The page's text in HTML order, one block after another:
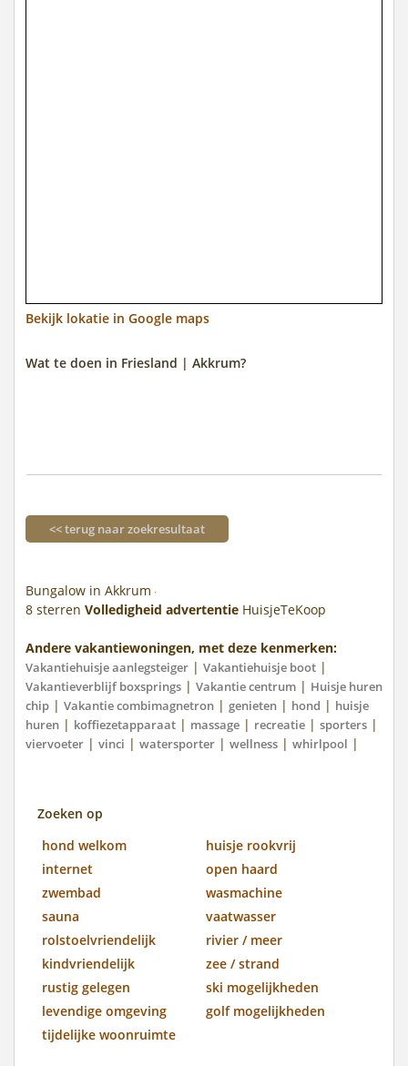
Bekijk lokatie in Google maps
Wat te doen in Friesland | Akkrum?
<< terug naar zoekresultaat
Bungalow in Akkrum
8 sterren Volledigheid advertentie HuisjeTeKoop
Andere vakantiewoningen, met deze kenmerken:
Vakantiehuisje aanlegsteiger | Vakantiehuisje boot |
Vakantieverblijf boxsprings | Vakantie centrum | Huisje huren
chip | Vakantie combimagnetron | genieten | hond | huisje
huren | koffiezetapparaat | massage | recreatie | sporters |
viervoeter | vinci | watersporter | wellness | whirlpool |
Zoeken op
hond welkom
huisje rookvrij
internet
open haard
zwembad
wasmachine
sauna
vaatwasser
rolstoelvriendelijk
rivier / meer
kindvriendelijk
zee / strand
rustig gelegen
ski mogelijkheden
levendige omgeving
golf mogelijkheden
tijdelijke woonruimte